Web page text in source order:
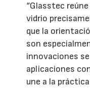
“Glasstec
vidrio
que la
son
innovaciones
aplicaciones
une a la